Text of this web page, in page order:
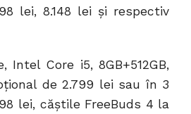
lei, 8.148 lei și respectiv
Intel Core i5, 8GB+512GB,
de 2.799 lei sau în 3
lei, căștile FreeBuds 4 la